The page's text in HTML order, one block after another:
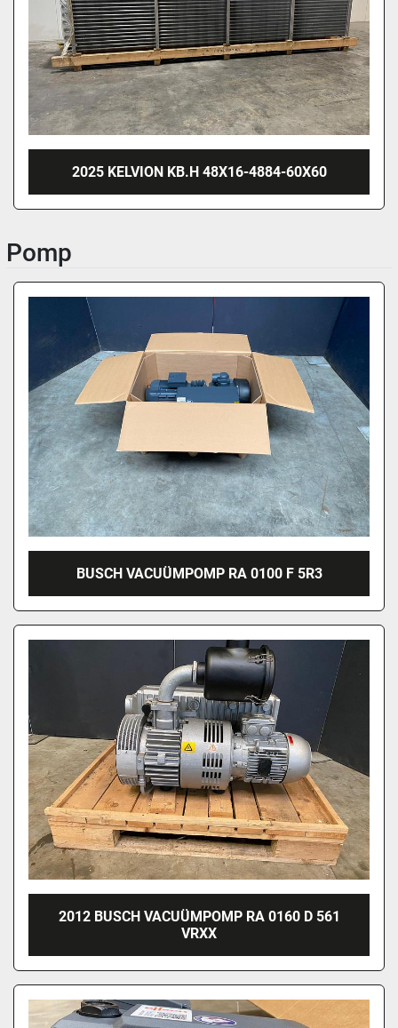
2025 KELVION KB.H 48X16-4884-60X60
Pomp
BUSCH VACUÜMPOMP RA 0100 F 5R3
2012 BUSCH VACUÜMPOMP RA 0160 D 561
VRXX